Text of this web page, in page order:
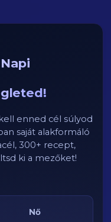
enned cél súlyod
saját alakformáló
300+ recept,
ki a mezőket!
Nő